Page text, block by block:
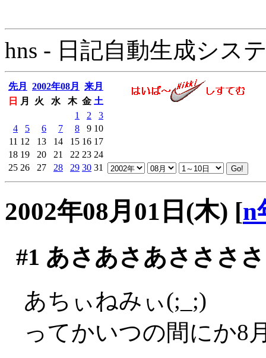
hns - 日記自動生成シス
先月 2002年08月
来月
日
月 火 水 木 金 土
1
2
3
4
5 6 7 8 9 10
11 12 13 14 15 16 17
18 19 20 21 22 23 24
25 26 27 28 29 30 31
2002年08月01日(木) [n
#1 あさあさあさささ
あちぃねみぃ(;_;)
ってかいつの間にか8